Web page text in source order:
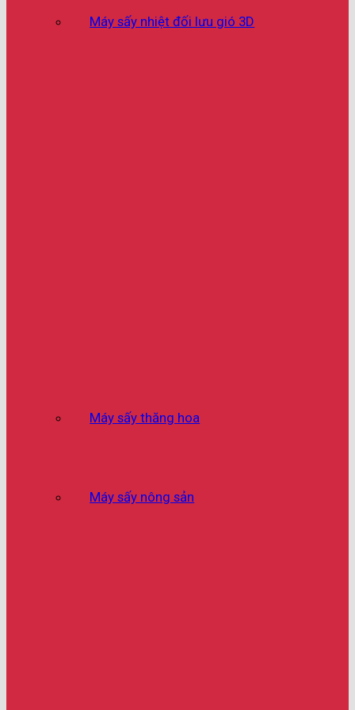
Máy sấy nhiệt đối lưu gió 3D
Máy sấy thăng hoa
Máy sấy nông sản